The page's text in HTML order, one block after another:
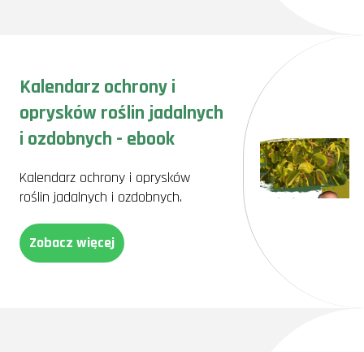
Kalendarz ochrony i
oprysków roślin jadalnych
i ozdobnych - ebook
Kalendarz ochrony i oprysków
roślin jadalnych i ozdobnych.
Zobacz więcej